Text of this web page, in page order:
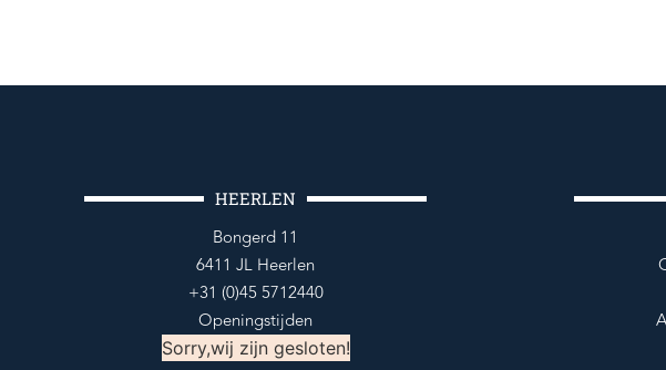
HEERLEN
Bongerd 11
6411 JL Heerlen
+31 (0)45 5712440
Openingstijden
Sorry,wij zijn gesloten!